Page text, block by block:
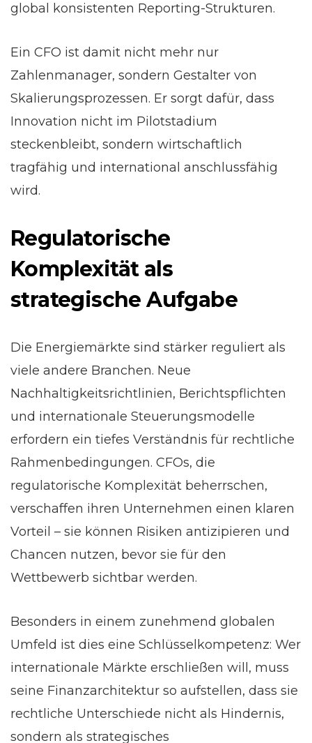
global konsistenten Reporting-Strukturen.
Ein CFO ist damit nicht mehr nur
Zahlenmanager, sondern Gestalter von
Skalierungsprozessen. Er sorgt dafür, dass
Innovation nicht im Pilotstadium
steckenbleibt, sondern wirtschaftlich
tragfähig und international anschlussfähig
wird.
Regulatorische
Komplexität als
strategische Aufgabe
Die Energiemärkte sind stärker reguliert als
viele andere Branchen. Neue
Nachhaltigkeitsrichtlinien, Berichtspflichten
und internationale Steuerungsmodelle
erfordern ein tiefes Verständnis für rechtliche
Rahmenbedingungen. CFOs, die
regulatorische Komplexität beherrschen,
verschaffen ihren Unternehmen einen klaren
Vorteil – sie können Risiken antizipieren und
Chancen nutzen, bevor sie für den
Wettbewerb sichtbar werden.
Besonders in einem zunehmend globalen
Umfeld ist dies eine Schlüsselkompetenz: Wer
internationale Märkte erschließen will, muss
seine Finanzarchitektur so aufstellen, dass sie
rechtliche Unterschiede nicht als Hindernis,
sondern als strategisches